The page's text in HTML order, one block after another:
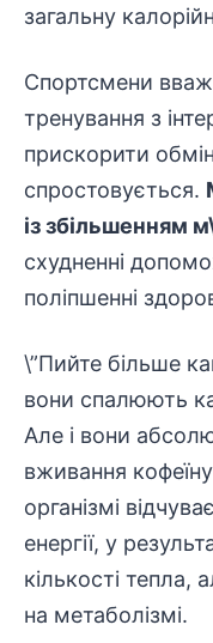
загальну
Спортсмени
тренування з
прискорити
спростовується.
із збільшенням
схудненні
поліпшенні
\”Пийте більше
вони спалюють
Але і вони
вживання
організмі
енергії, у
кількості тепла,
на метаболізмі.